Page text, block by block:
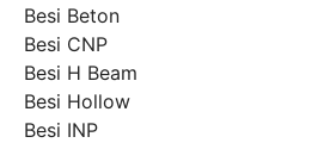
Besi Beton
Besi CNP
Besi H Beam
Besi Hollow
Besi INP